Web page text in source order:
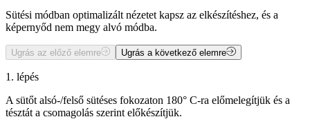
Sütési módban optimalizált nézetet kapsz az elkészítéshez, és a
képernyőd nem megy alvó módba.
Ugrás az előző elemre Ugrás a következő elemre
1. lépés
A sütőt alsó-/felső sütéses fokozaton 180° C-ra előmelegítjük és a
tésztát a csomagolás szerint előkészítjük.